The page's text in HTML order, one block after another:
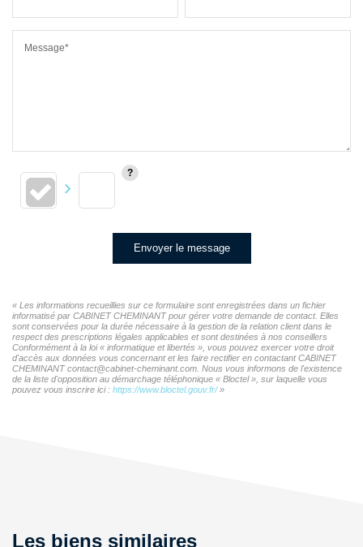
Message*
Envoyer le message
« Les informations recueillies sur ce formulaire sont enregistrées dans un fichier
informatisé par CABINET CHEMINANT pour gérer votre demande de contact. Elles
sont conservées pour la durée nécessaire à la gestion de la relation client dans le
respect des prescriptions légales applicables et sont destinées à nos conseillers
Conformément à la loi « informatique et libertés », vous pouvez exercer votre droit
d'accès aux données vous concernant et les faire rectifier en contactant CABINET
CHEMINANT contact@cabinet-cheminant.com. Nous vous informons de l'existence
de la liste d'opposition au démarchage téléphonique « Bloctel », sur laquelle vous
pouvez vous inscrire ici : https://www.bloctel.gouv.fr/»
Les biens similaires